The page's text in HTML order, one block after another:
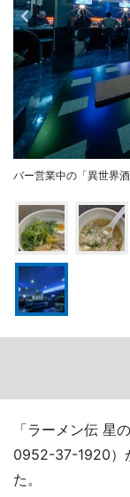
バー営業中の「異世界酒
「ラーメン伝 星
0952-37-1920）
た。